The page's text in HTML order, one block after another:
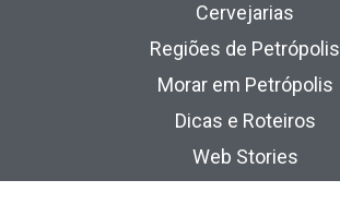
Cervejarias
Regiões de Petrópolis
Morar em Petrópolis
Dicas e Roteiros
Web Stories